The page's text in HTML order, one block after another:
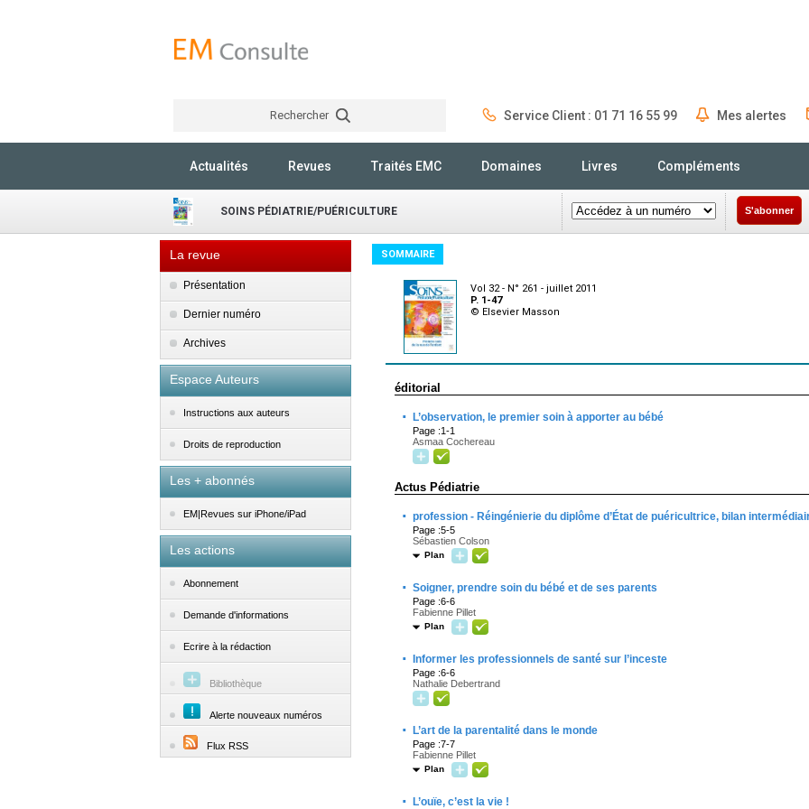
Rechercher Service Client : 01 71 16 55 99 Mes alertes
Actualités Revues Traités EMC Domaines Livres Compléments
SOINS PÉDIATRIE/PUÉRICULTURE S'abonner
La revue
Présentation
Dernier numéro
Archives
Espace Auteurs
Instructions aux auteurs
Droits de reproduction
Les + abonnés
EM|Revues sur iPhone/iPad
Les actions
Abonnement
Demande d'informations
Ecrire à la rédaction
Bibliothèque
Alerte nouveaux numéros
Flux RSS
SOMMAIRE
Vol 32 - N° 261 - juillet 2011
P. 1-47
© Elsevier Masson
éditorial
· L’observation, le premier soin à apporter au bébé
Page :1-1
Asmaa Cochereau
Actus Pédiatrie
· profession - Réingénierie du diplôme d’État de puéricultrice, bilan
Page :5-5
Sébastien Colson
Plan
· Soigner, prendre soin du bébé et de ses parents
Page :6-6
Fabienne Pillet
Plan
· Informer les professionnels de santé sur l’inceste
Page :6-6
Nathalie Debertrand
· L’art de la parentalité dans le monde
Page :7-7
Fabienne Pillet
Plan
· L’ouïe, c’est la vie !